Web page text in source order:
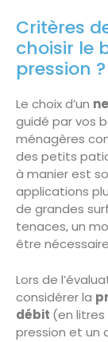
Critères
choisir le
pression ?
Le choix d’un
guidé par vos
ménagères
des petits
à manier est
applications
de grandes
tenaces, un
être
Lors de
considérer la
débit (en litres
pression et un